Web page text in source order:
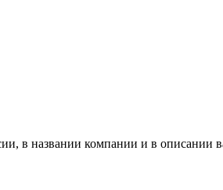
в названии компании и в описании